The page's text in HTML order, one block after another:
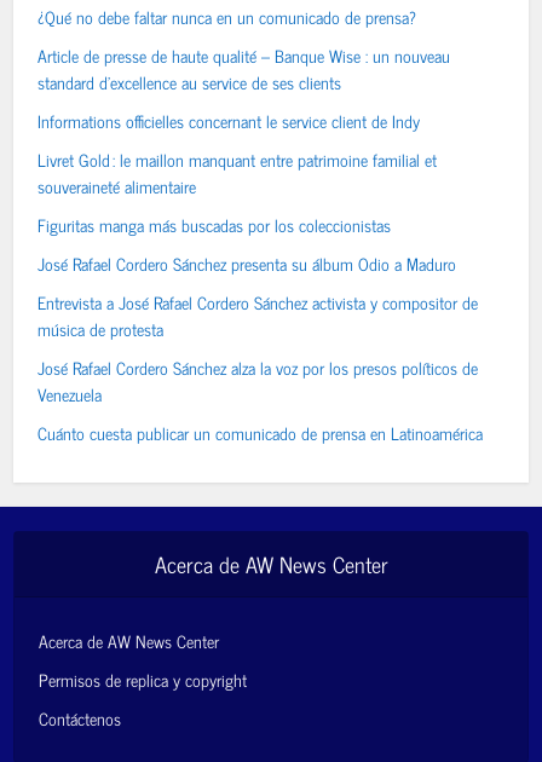
¿Qué no debe faltar nunca en un comunicado de prensa?
Article de presse de haute qualité – Banque Wise : un nouveau
standard d’excellence au service de ses clients
Informations officielles concernant le service client de Indy
Livret Gold : le maillon manquant entre patrimoine familial et
souveraineté alimentaire
Figuritas manga más buscadas por los coleccionistas
José Rafael Cordero Sánchez presenta su álbum Odio a Maduro
Entrevista a José Rafael Cordero Sánchez activista y compositor de
música de protesta
José Rafael Cordero Sánchez alza la voz por los presos políticos de
Venezuela
Cuánto cuesta publicar un comunicado de prensa en Latinoamérica
Acerca de AW News Center
Acerca de AW News Center
Permisos de replica y copyright
Contáctenos